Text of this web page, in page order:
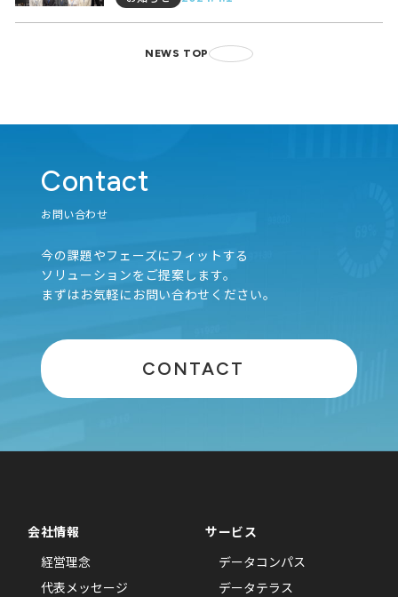
NEWS TOP
Contact
お問い合わせ
今の課題やフェーズにフィットする
ソリューションをご提案します。
まずはお気軽にお問い合わせください。
CONTACT
会社情報
経営理念
代表メッセージ
サービス
データコンパス
データテラス